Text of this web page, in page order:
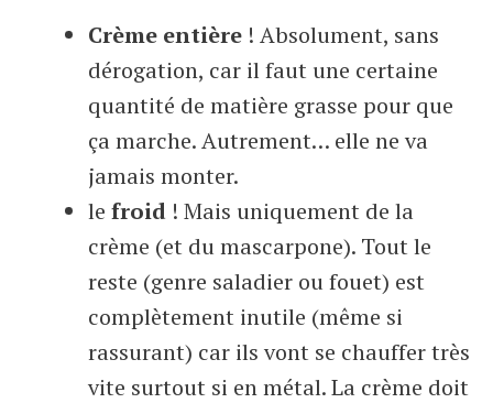
Crème entière ! Absolument, sans
dérogation, car il faut une certaine
quantité de matière grasse pour que
ça marche. Autrement… elle ne va
jamais monter.
le froid ! Mais uniquement de la
crème (et du mascarpone). Tout le
reste (genre saladier ou fouet) est
complètement inutile (même si
rassurant) car ils vont se chauffer très
vite surtout si en métal. La crème doit